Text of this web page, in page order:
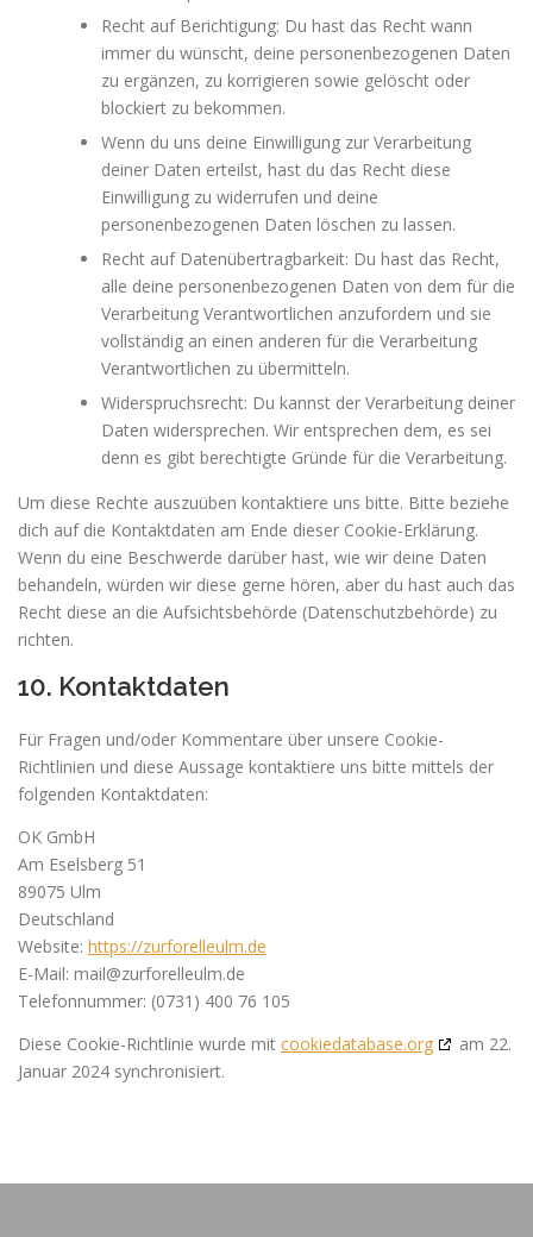
Recht auf Berichtigung: Du hast das Recht wann
immer du wünscht, deine personenbezogenen Daten
zu ergänzen, zu korrigieren sowie gelöscht oder
blockiert zu bekommen.
Wenn du uns deine Einwilligung zur Verarbeitung
deiner Daten erteilst, hast du das Recht diese
Einwilligung zu widerrufen und deine
personenbezogenen Daten löschen zu lassen.
Recht auf Datenübertragbarkeit: Du hast das Recht,
alle deine personenbezogenen Daten von dem für die
Verarbeitung Verantwortlichen anzufordern und sie
vollständig an einen anderen für die Verarbeitung
Verantwortlichen zu übermitteln.
Widerspruchsrecht: Du kannst der Verarbeitung deiner
Daten widersprechen. Wir entsprechen dem, es sei
denn es gibt berechtigte Gründe für die Verarbeitung.
Um diese Rechte auszuüben kontaktiere uns bitte. Bitte beziehe
dich auf die Kontaktdaten am Ende dieser Cookie-Erklärung.
Wenn du eine Beschwerde darüber hast, wie wir deine Daten
behandeln, würden wir diese gerne hören, aber du hast auch das
Recht diese an die Aufsichtsbehörde (Datenschutzbehörde) zu
richten.
10. Kontaktdaten
Für Fragen und/oder Kommentare über unsere Cookie-
Richtlinien und diese Aussage kontaktiere uns bitte mittels der
folgenden Kontaktdaten:
OK GmbH
Am Eselsberg 51
89075 Ulm
Deutschland
Website: https://zurforelleulm.de
E-Mail: mail@zurforelleulm.de
Telefonnummer: (0731) 400 76 105
Diese Cookie-Richtlinie wurde mit cookiedatabase.org
am 22.
Januar 2024 synchronisiert.